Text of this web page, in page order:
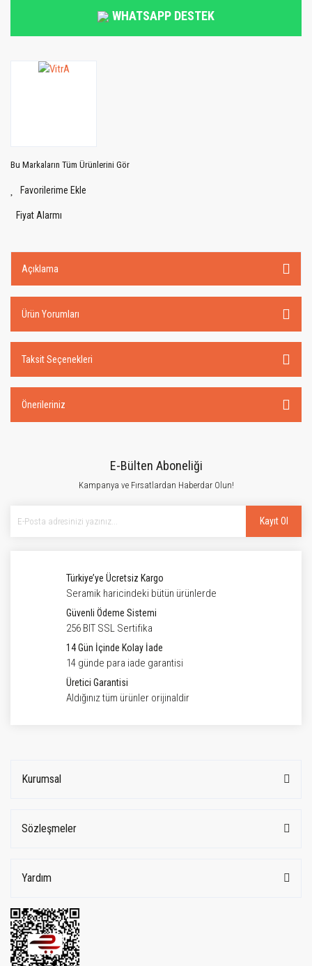
WHATSAPP DESTEK
Bu Markaların Tüm Ürünlerini Gör
Fiyat Alarmı
Açıklama
Ürün Yorumları
Taksit Seçenekleri
Önerileriniz
E-Bülten Aboneliği
Kampanya ve Fırsatlardan Haberdar Olun!
Kayıt Ol
Türkiye’ye Ücretsiz Kargo
Seramik haricindeki bütün ürünlerde
Güvenli Ödeme Sistemi
256 BIT SSL Sertifika
14 Gün İçinde Kolay İade
14 günde para iade garantisi
Üretici Garantisi
Aldığınız tüm ürünler orijinaldir
Kurumsal
Sözleşmeler
Yardım